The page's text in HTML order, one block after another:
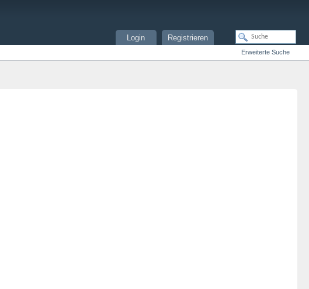
Registrieren
Login
Erweiterte Suche